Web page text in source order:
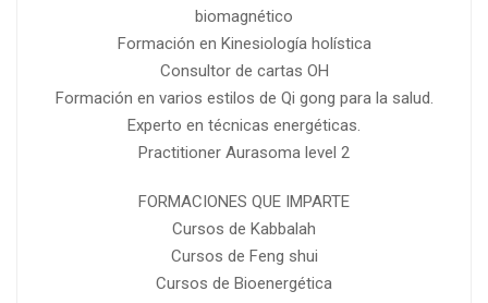
biomagnético
Formación en Kinesiología holística
Consultor de cartas OH
Formación en varios estilos de Qi gong para la salud.
Experto en técnicas energéticas.
Practitioner Aurasoma level 2
FORMACIONES QUE IMPARTE
Cursos de Kabbalah
Cursos de Feng shui
Cursos de Bioenergética